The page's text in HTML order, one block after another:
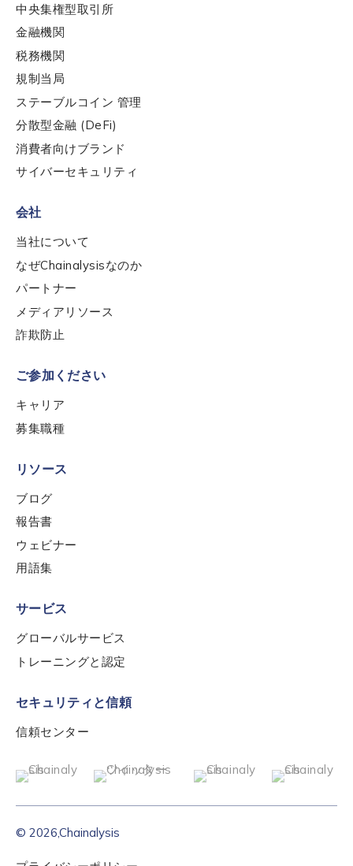
中央集権型取引所
金融機関
税務機関
規制当局
ステーブルコイン 管理
分散型金融 (DeFi)
消費者向けブランド
サイバーセキュリティ
会社
当社について
なぜChainalysisなのか
パートナー
メディアリソース
詐欺防止
ご参加ください
キャリア
募集職種
リソース
ブログ
報告書
ウェビナー
用語集
サービス
グローバルサービス
トレーニングと認定
セキュリティと信頼
信頼センター
© 2026,Chainalysis